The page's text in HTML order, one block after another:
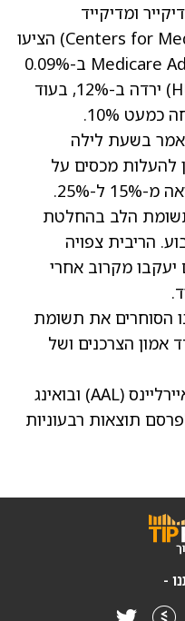
ומדיקייד
(Centers for Medicare & Medicaid Services) הציעו
להעלות את תשלומי Medicare Advantage ב-0.09%
ירדה ב-12%, בעוד
כמעט 10%.
אמר בשעת לילה
להעלות מכסים על
ל-25%.
הלב בהחלטת
הריבית צפויה
יעקבו מקרוב אחרי
הסוחרים את תשומת
אמון הצרכנים ושל
(AAL)
ובואינג
תוצאות רבעוניות
-